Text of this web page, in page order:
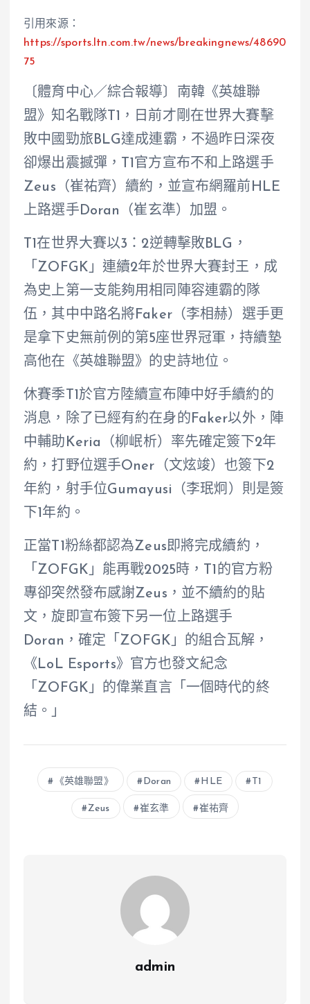
引用來源：
https://sports.ltn.com.tw/news/breakingnews/48690
75
〔體育中心／綜合報導〕南韓《英雄聯
盟》知名戰隊T1，日前才剛在世界大賽擊
敗中國勁旅BLG達成連霸，不過昨日深夜
卻爆出震撼彈，T1官方宣布不和上路選手
Zeus（崔祐齊）續約，並宣布網羅前HLE
上路選手Doran（崔玄準）加盟。
T1在世界大賽以3：2逆轉擊敗BLG，
「ZOFGK」連續2年於世界大賽封王，成
為史上第一支能夠用相同陣容連霸的隊
伍，其中中路名將Faker（李相赫）選手更
是拿下史無前例的第5座世界冠軍，持續墊
高他在《英雄聯盟》的史詩地位。
休賽季T1於官方陸續宣布陣中好手續約的
消息，除了已經有約在身的Faker以外，陣
中輔助Keria（柳岷析）率先確定簽下2年
約，打野位選手Oner（文炫竣）也簽下2
年約，射手位Gumayusi（李珉炯）則是簽
下1年約。
正當T1粉絲都認為Zeus即將完成續約，
「ZOFGK」能再戰2025時，T1的官方粉
專卻突然發布感謝Zeus，並不續約的貼
文，旋即宣布簽下另一位上路選手
Doran，確定「ZOFGK」的組合瓦解，
《LoL Esports》官方也發文紀念
「ZOFGK」的偉業直言「一個時代的終
結。」
《英雄聯盟》 Doran HLE T1
Zeus 崔玄準 崔祐齊
admin